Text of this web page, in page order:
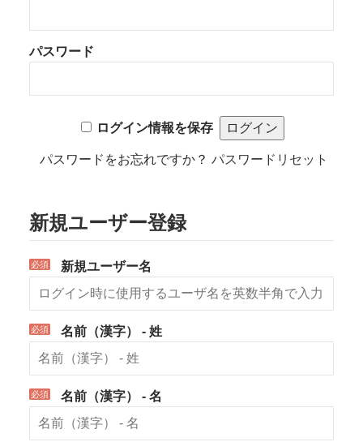
パスワード
ログイン情報を保存
パスワードをお忘れですか？ パスワードリセット
新規ユーザー登録
新規ユーザー名
名前（漢字） - 姓
名前（漢字） - 名